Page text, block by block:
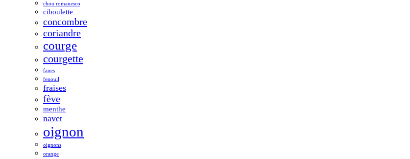
chou romanesco
ciboulette
concombre
coriandre
courge
courgette
fanes
fenouil
fraises
fève
menthe
navet
oignon
oignons
orange